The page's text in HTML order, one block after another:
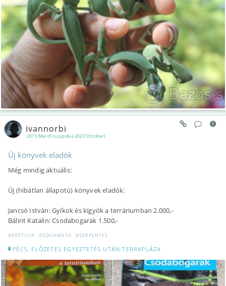
2015 March (uppolva 2020 October)
ivannorbi
Új könyvek eladók
Még mindig aktuális:
Új (hibátlan állapotú) könyvek eladók:
Jancsó István: Gyíkok és kígyók a terráriumban 2.000,-
Bálint Katalin: Csodabogarak 1.500,-
#REPTILIA #SQUAMATA #SERPENTES
PÉCS, ELŐZETES EGYEZTETÉS UTÁN TERRAPLÁZA